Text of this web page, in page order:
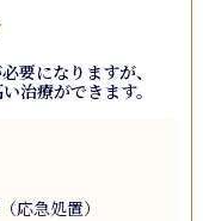
要になりますが、
治療ができます。
応急処置）